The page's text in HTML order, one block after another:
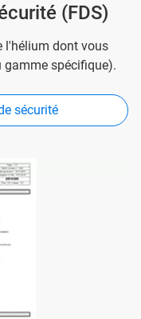
(FDS)
l'hélium dont vous
gamme spécifique).
sécurité